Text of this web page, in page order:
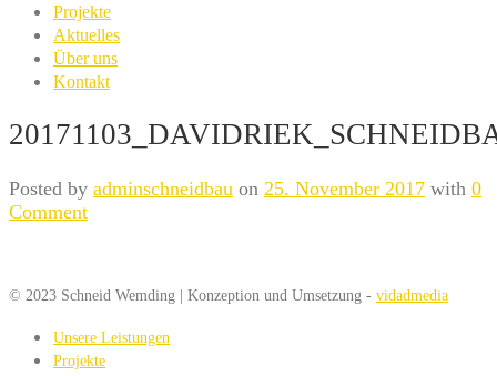
Projekte
Aktuelles
Über uns
Kontakt
Posted by adminschneidbau on 25. November 2017 with 0
Comment
© 2023 Schneid Wemding | Konzeption und Umsetzung - vidadmedia
Unsere Leistungen
Projekte